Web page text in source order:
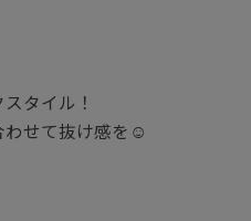
タイル！
わせて抜け感を☺︎